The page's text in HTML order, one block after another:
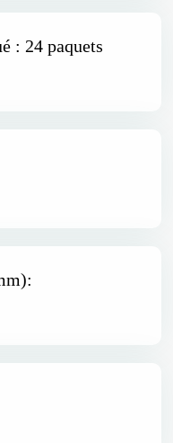
: 24 paquets